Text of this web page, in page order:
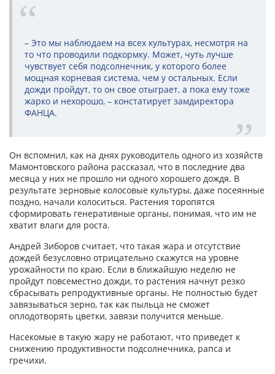
– Это мы наблюдаем на всех культурах, несмотря на
то что проводили подкормку. Может, чуть лучше
чувствует себя подсолнечник, у которого более
мощная корневая система, чем у остальных. Если
дожди пройдут, то он свое отыграет, а пока ему тоже
жарко и нехорошо, – констатирует замдиректора
ФАНЦА.
Он вспомнил, как на днях руководитель одного из хозяйств
Мамонтовского района рассказал, что в последние два
месяца у них не прошло ни одного хорошего дождя. В
результате зерновые колосовые культуры, даже посеянные
поздно, начали колоситься. Растения торопятся
сформировать генеративные органы, понимая, что им не
хватит влаги для роста.
Андрей Зиборов считает, что такая жара и отсутствие
дождей безусловно отрицательно скажутся на уровне
урожайности по краю. Если в ближайшую неделю не
пройдут повсеместно дожди, то растения начнут резко
сбрасывать репродуктивные органы. Не полностью будет
завязываться зерно, так как пыльца не сможет
оплодотворять цветки, завязи получится меньше.
Насекомые в такую жару не работают, что приведет к
снижению продуктивности подсолнечника, рапса и
гречихи.